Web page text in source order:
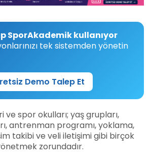
SporAkademik kullanıyor
tek sistemden yönetin
Demo Talep Et
ve spor okulları; yaş grupları,
antrenman programı, yoklama,
takibi ve veli iletişimi gibi birçok
zorundadır.